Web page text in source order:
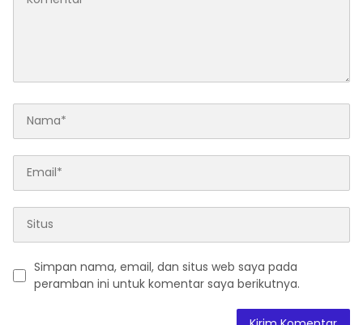
Simpan nama, email, dan situs web saya pada
peramban ini untuk komentar saya berikutnya.